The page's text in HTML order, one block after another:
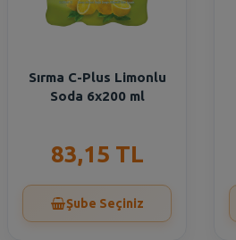
Sırma C-Plus Limonlu
Soda 6x200 ml
83,15 TL
Şube Seçiniz